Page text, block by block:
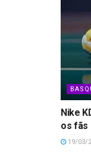
Nike
os fãs
19/03/